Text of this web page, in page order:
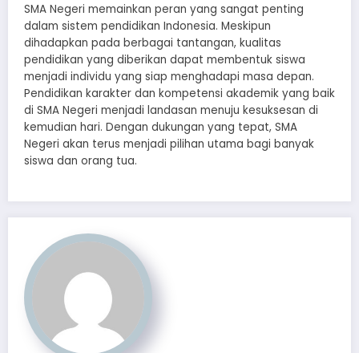
SMA Negeri memainkan peran yang sangat penting
dalam sistem pendidikan Indonesia. Meskipun
dihadapkan pada berbagai tantangan, kualitas
pendidikan yang diberikan dapat membentuk siswa
menjadi individu yang siap menghadapi masa depan.
Pendidikan karakter dan kompetensi akademik yang baik
di SMA Negeri menjadi landasan menuju kesuksesan di
kemudian hari. Dengan dukungan yang tepat, SMA
Negeri akan terus menjadi pilihan utama bagi banyak
siswa dan orang tua.